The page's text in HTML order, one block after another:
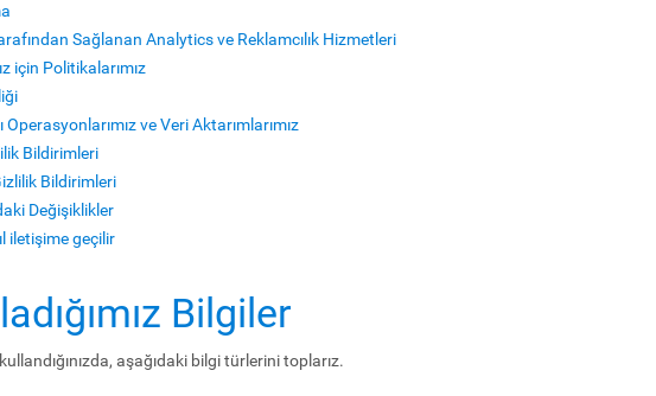
Sağlanan Analytics ve Reklamcılık Hizmetleri
için Politikalarımız
Operasyonlarımız ve Veri Aktarımlarımız
Bildirimleri
Bildirimleri
Değişiklikler
iletişime geçilir
Bilgiler
aşağıdaki bilgi türlerini toplarız.